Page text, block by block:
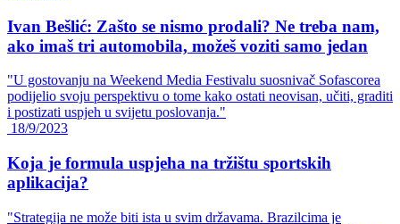
Ivan Bešlić: Zašto se nismo prodali? Ne treba nam,
ako imaš tri automobila, možeš voziti samo jedan
"U gostovanju na Weekend Media Festivalu suosnivač Sofascorea
podijelio svoju perspektivu o tome kako ostati neovisan, učiti, graditi
i postizati uspjeh u svijetu poslovanja."
18/9/2023
Koja je formula uspjeha na tržištu sportskih
aplikacija?
"Strategija ne može biti ista u svim državama. Brazilcima je